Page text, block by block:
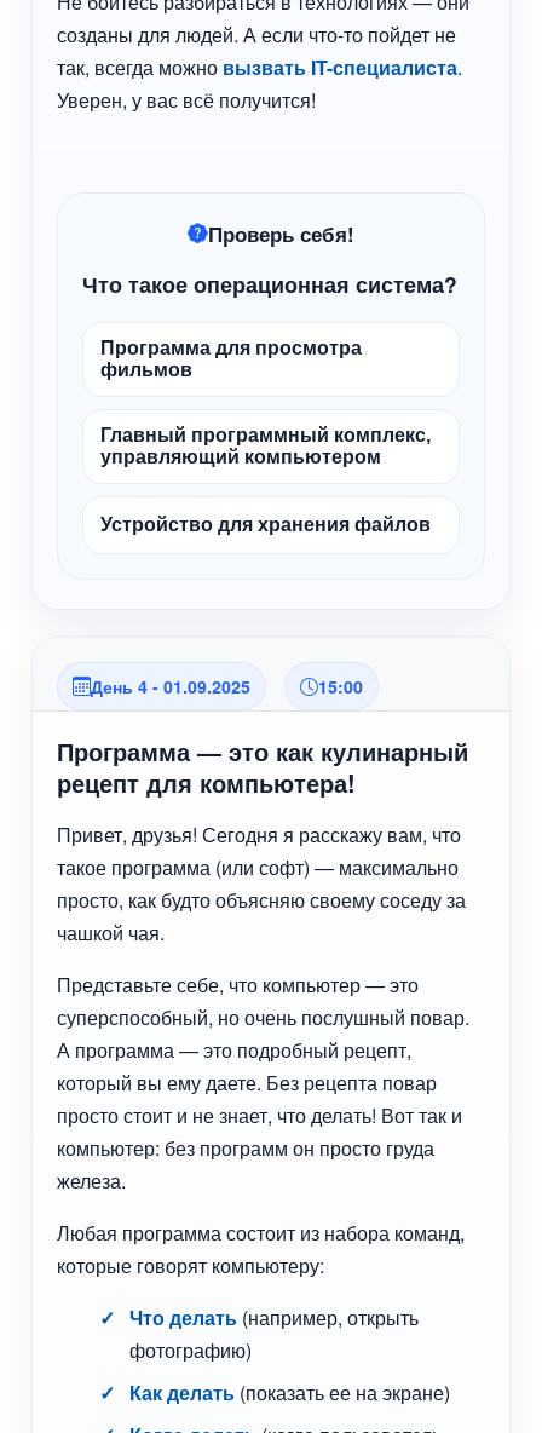
созданы для людей. А если что-то пойдет не
так, всегда можно вызвать IT-специалиста.
Уверен, у вас всё получится!
Проверь себя!
Что такое операционная система?
Программа для просмотра
фильмов
Главный программный комплекс,
управляющий компьютером
Устройство для хранения файлов
День 4 - 01.09.2025 15:00
Программа — это как кулинарный
рецепт для компьютера!
Привет, друзья! Сегодня я расскажу вам, что
такое программа (или софт) — максимально
просто, как будто объясняю своему соседу за
чашкой чая.
Представьте себе, что компьютер — это
суперспособный, но очень послушный повар.
А программа — это подробный рецепт,
который вы ему даете. Без рецепта повар
просто стоит и не знает, что делать! Вот так и
компьютер: без программ он просто груда
железа.
Любая программа состоит из набора команд,
которые говорят компьютеру:
Что делать (например, открыть
фотографию)
Как делать (показать ее на экране)